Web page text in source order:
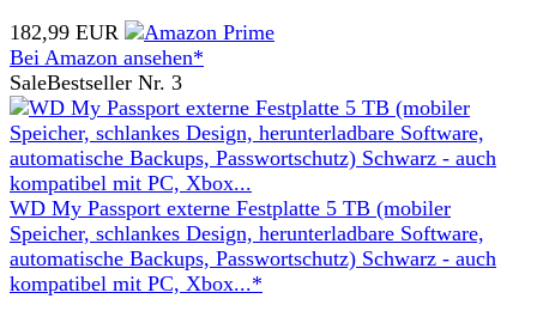
182,99 EUR
Bei Amazon ansehen*
SaleBestseller Nr. 3
WD My Passport externe Festplatte 5 TB (mobiler
Speicher, schlankes Design, herunterladbare Software,
automatische Backups, Passwortschutz) Schwarz - auch
kompatibel mit PC, Xbox...*